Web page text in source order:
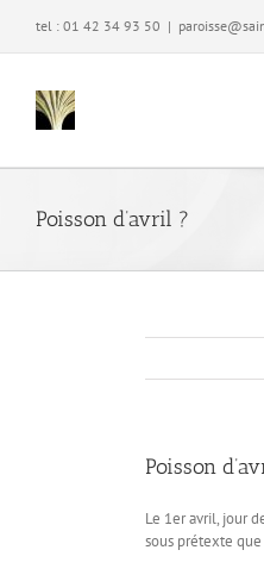
contenu
tel : 01 42 34 93 50 |
Poisson d’avril ?
Poisson
Le 1er avril, jour
sous prétexte